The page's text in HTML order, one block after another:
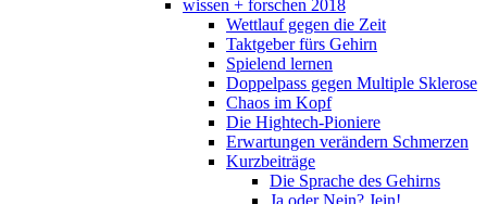
wissen + forschen 2018
Wettlauf gegen die Zeit
Taktgeber fürs Gehirn
Spielend lernen
Doppelpass gegen Multiple Sklerose
Chaos im Kopf
Die Hightech-Pioniere
Erwartungen verändern Schmerzen
Kurzbeiträge
Die Sprache des Gehirns
Ja oder Nein? Jein!